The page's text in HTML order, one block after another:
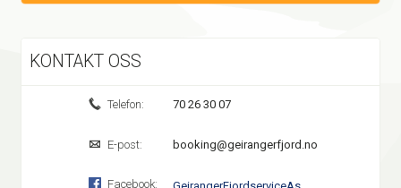
KONTAKT OSS
Telefon: 70 26 30 07
E-post: booking@geirangerfjord.no
Facebook: